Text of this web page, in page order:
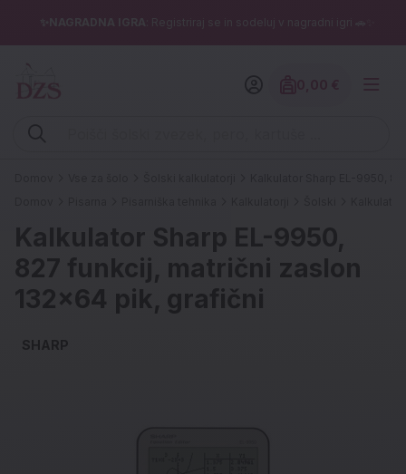
✨NAGRADNA IGRA : Registriraj se in sodeluj v nagradni igri 🚗✨
Vpišite iskalni niz (šolski zvezek, pero, kartuše ...)
Znesek
Kalkulator Sharp EL-9950,
827 funkcij, matrični zaslon
132x64 pik, grafični
SHARP